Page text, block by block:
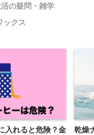
の疑問・雑学
ックス
入れると危険？金
乾燥